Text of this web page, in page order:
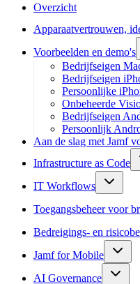
Overzicht
Apparaatvertrouwen,
Voorbeelden en demo's
Bedrijfseigen
Bedrijfseigen
Persoonlijke
Onbeheerde
Bedrijfseigen
Persoonlijk
Aan de slag met Jamf
Infrastructure as Code
IT Workflows
Toegangsbeheer voor
Bedreigings- en
Jamf for Mobile
AI Governance